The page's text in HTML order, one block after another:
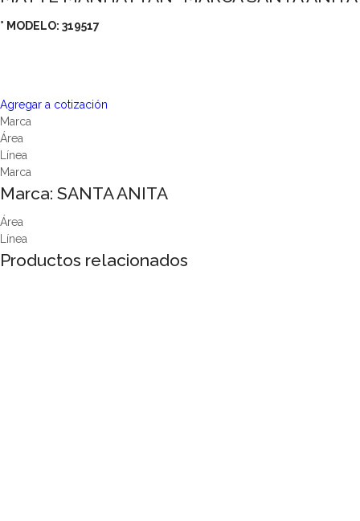
° MODELO: 319517
Agregar a cotización
Marca
Área
Línea
Marca
Marca: SANTA ANITA
Área
Línea
Productos relacionados